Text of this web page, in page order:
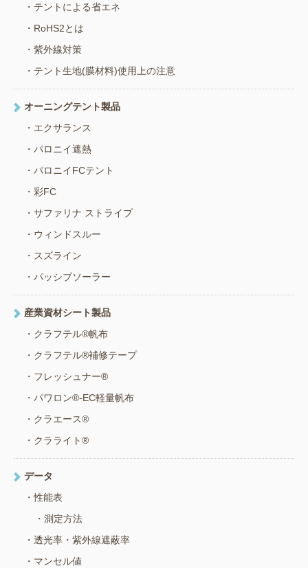
テントによる省エネ
RoHS2とは
紫外線対策
テント生地(膜材料)使用上の注意
オーニングテント製品
エクサランス
パロニイ遮熱
パロニイFCテント
彩FC
サファリナ ストライプ
ウィンドスルー
スズライン
パッシブソーラー
産業資材シート製品
クラフテル®帆布
クラフテル®補修テープ
フレッシュナー®
パワロン®-EC軽量帆布
クラエース®
クラライト®
データ
性能表
測定方法
透光率・紫外線遮蔽率
マンセル値